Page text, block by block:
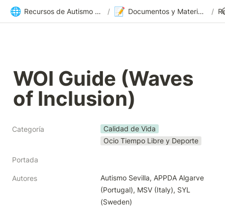
🌐 Recursos de Autismo Sevilla | Inicio / 📝 Documentos y Materiales /
WOI Guide (Waves
of Inclusion)
Categoría
Calidad de Vida
Ocio Tiempo Libre y Deporte
Portada
Autores
Autismo Sevilla, APPDA Algarve
(Portugal), MSV (Italy), SYL
(Sweden)